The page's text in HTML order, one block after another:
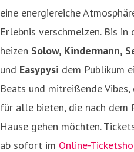
eine energiereiche
Erlebnis verschmelzen. Bis
heizen Solow, Kindermann,
und Easypysi dem Publikum
Beats und mitreißende
für alle bieten, die nach dem
Hause gehen möchten.
ab sofort im Online-